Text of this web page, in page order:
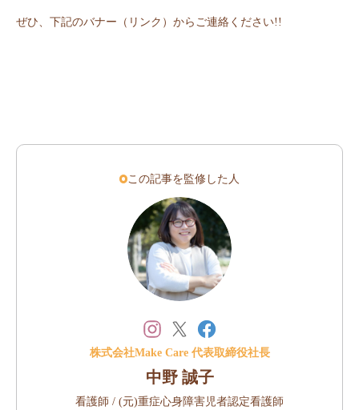
ぜひ、下記のバナー（リンク）からご連絡ください!!
この記事を監修した人
株式会社Make Care 代表取締役社長
中野 誠子
看護師 / (元)重症心身障害児者認定看護師